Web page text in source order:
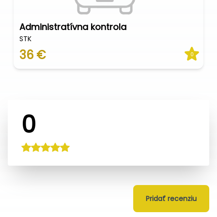
Administratívna kontrola
STK
36 € 0
0
Pridať recenziu